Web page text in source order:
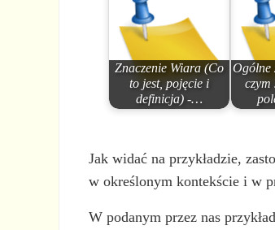
Znaczenie Wiara (Co
to jest, pojęcie i
definicja) -…
Ogólne
czym
Jak widać na przykładzie,
w określonym kontekście i w
W podanym przez nas